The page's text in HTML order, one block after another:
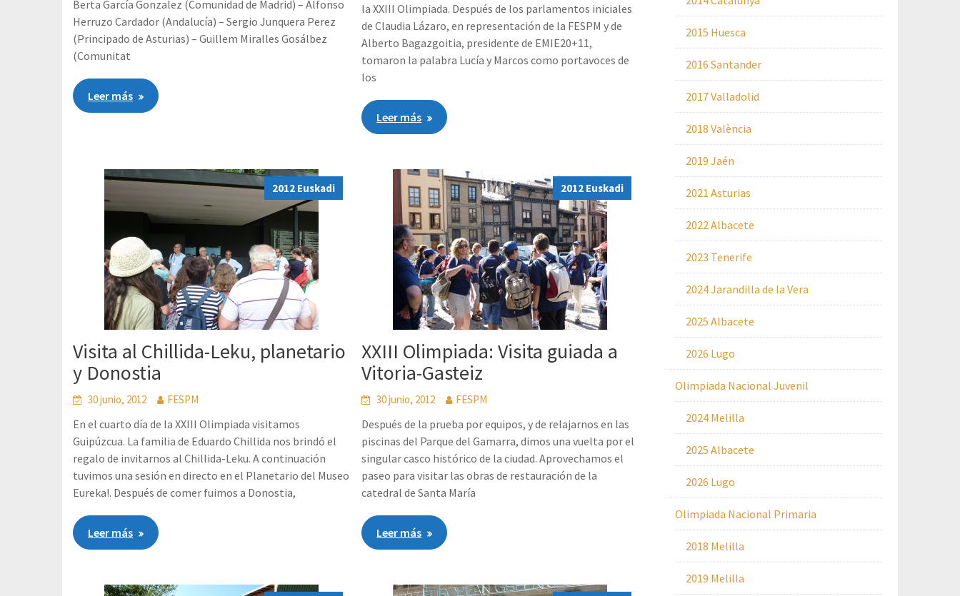
Berta García Gonzalez (Comunidad de Madrid) – Alfonso
Herruzo Cardador (Andalucía) – Sergio Junquera Perez
(Principado de Asturias) – Guillem Miralles Gosálbez
(Comunitat
Leer más
la XXIII Olimpiada. Después de los parlamentos iniciales
de Claudia Lázaro, en representación de la FESPM y de
Alberto Bagazgoitia, presidente de EMIE20+11,
tomaron la palabra Lucía y Marcos como portavoces de
los
Leer más
2012 Euskadi
Visita al Chillida-Leku, planetario
y Donostia
30 junio, 2012 FESPM
En el cuarto día de la XXIII Olimpiada visitamos
Guipúzcua. La familia de Eduardo Chillida nos brindó el
regalo de invitarnos al Chillida-Leku. A continuación
tuvimos una sesión en directo en el Planetario del Museo
Eureka!. Después de comer fuimos a Donostia,
Leer más
2012 Euskadi
XXIII Olimpiada: Visita guiada a
Vitoria-Gasteiz
30 junio, 2012 FESPM
Después de la prueba por equipos, y de relajarnos en las
piscinas del Parque del Gamarra, dimos una vuelta por el
singular casco histórico de la ciudad. Aprovechamos el
paseo para visitar las obras de restauración de la
catedral de Santa María
Leer más
2015 Huesca
2016 Santander
2017 Valladolid
2018 València
2019 Jaén
2021 Asturias
2022 Albacete
2023 Tenerife
2024 Jarandilla de la Vera
2025 Albacete
2026 Lugo
Olimpiada Nacional Juvenil
2024 Melilla
2025 Albacete
2026 Lugo
Olimpiada Nacional Primaria
2018 Melilla
2019 Melilla